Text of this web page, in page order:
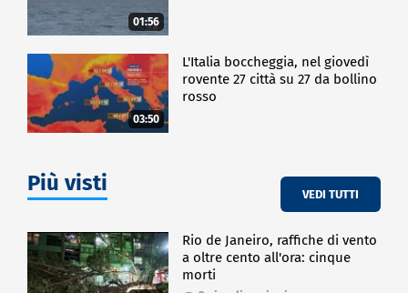
01:56
03:50
L'Italia boccheggia, nel giovedì
rovente 27 città su 27 da bollino
rosso
Più visti VEDI TUTTI
Rio de Janeiro, raffiche di vento
a oltre cento all'ora: cinque
morti